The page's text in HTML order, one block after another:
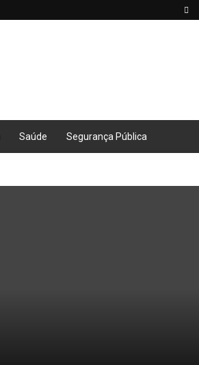
Saúde Segurança Pública